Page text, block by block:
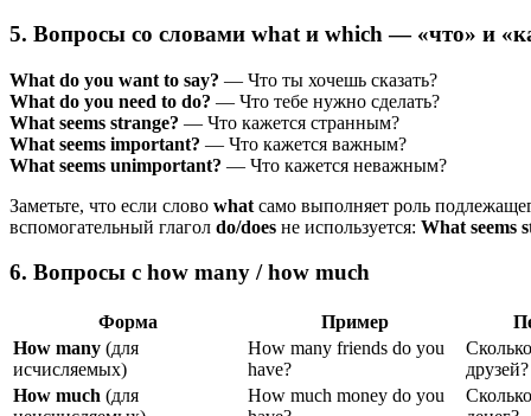
5. Вопросы со словами what и which — «что» и
What do you want to say? — Что ты хочешь сказать?
What do you need to do? — Что тебе нужно сделать?
What seems strange? — Что кажется странным?
What seems important? — Что кажется важным?
What seems unimportant? — Что кажется неважным?
Заметьте, что если слово what само выполняет роль
вспомогательный глагол do/does не используется: What seems
6. Вопросы с how many / how much
Форма Пример
How many (для
исчисляемых)
How many friends do you
have?
друзей?
How much (для
How much money do you